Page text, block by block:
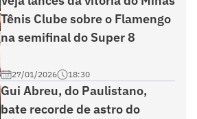
Tênis Clube sobre o Flamengo
na semifinal do Super 8
27/01/2026 18:30
Gui Abreu, do Paulistano,
bate recorde de astro do